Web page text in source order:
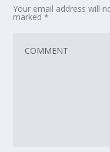
Your email address will
marked*